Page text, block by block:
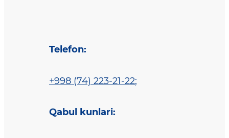
Telefon:
+998 (74) 223-21-22;
Qabul kunlari: